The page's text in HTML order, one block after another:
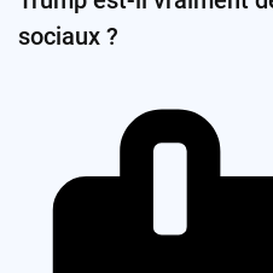
sociaux ?